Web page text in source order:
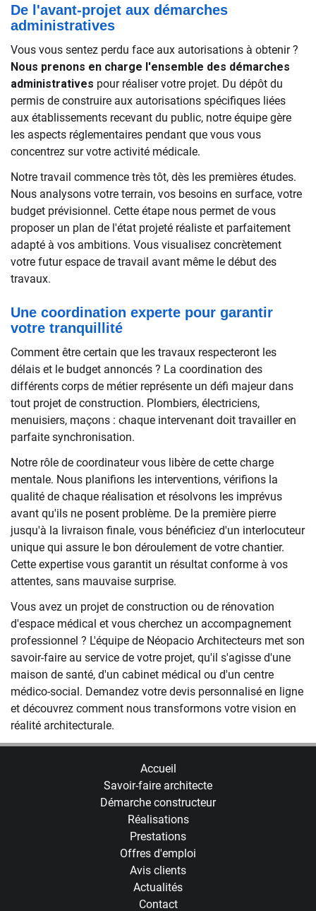
De l'avant-projet aux démarches
administratives
Vous vous sentez perdu face aux autorisations à obtenir ?
Nous prenons en charge l'ensemble des démarches
administratives pour réaliser votre projet. Du dépôt du
permis de construire aux autorisations spécifiques liées
aux établissements recevant du public, notre équipe gère
les aspects réglementaires pendant que vous vous
concentrez sur votre activité médicale.
Notre travail commence très tôt, dès les premières études.
Nous analysons votre terrain, vos besoins en surface, votre
budget prévisionnel. Cette étape nous permet de vous
proposer un plan de l'état projeté réaliste et parfaitement
adapté à vos ambitions. Vous visualisez concrètement
votre futur espace de travail avant même le début des
travaux.
Une coordination experte pour garantir
votre tranquillité
Comment être certain que les travaux respecteront les
délais et le budget annoncés ? La coordination des
différents corps de métier représente un défi majeur dans
tout projet de construction. Plombiers, électriciens,
menuisiers, maçons : chaque intervenant doit travailler en
parfaite synchronisation.
Notre rôle de coordinateur vous libère de cette charge
mentale. Nous planifions les interventions, vérifions la
qualité de chaque réalisation et résolvons les imprévus
avant qu'ils ne posent problème. De la première pierre
jusqu'à la livraison finale, vous bénéficiez d'un interlocuteur
unique qui assure le bon déroulement de votre chantier.
Cette expertise vous garantit un résultat conforme à vos
attentes, sans mauvaise surprise.
Vous avez un projet de construction ou de rénovation
d'espace médical et vous cherchez un accompagnement
professionnel ? L'équipe de Néopacio Architecteurs met son
savoir-faire au service de votre projet, qu'il s'agisse d'une
maison de santé, d'un cabinet médical ou d'un centre
médico-social. Demandez votre devis personnalisé en ligne
et découvrez comment nous transformons votre vision en
réalité architecturale.
Accueil
Savoir-faire architecte
Démarche constructeur
Réalisations
Prestations
Offres d'emploi
Avis clients
Actualités
Contact